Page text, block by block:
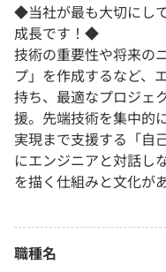
◆当社が最も大切にし
成長です！◆
技術の重要性や将来の
プ」を作成するなど、
持ち、最適なプロジェ
援。先端技術を集中的
実現まで支援する「自
にエンジニアと対話し
を描く仕組みと文化が
職種名